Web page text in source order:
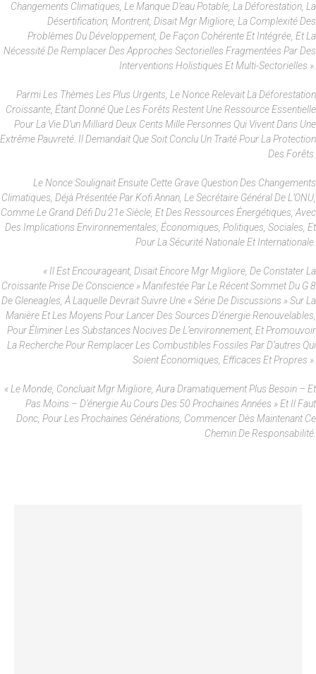
Changements Climatiques, Le Manque D’eau Potable, La Déforestation, La
Désertification, Montrent, Disait Mgr Migliore, La Complexité Des
Problèmes Du Développement, De Façon Cohérente Et Intégrée, Et La
Nécessité De Remplacer Des Approches Sectorielles Fragmentées Par Des
Interventions Holistiques Et Multi-Sectorielles ».
Parmi Les Thèmes Les Plus Urgents, Le Nonce Relevait La Déforestation
Croissante, Étant Donné Que Les Forêts Restent Une Ressource Essentielle
Pour La Vie D’un Milliard Deux Cents Mille Personnes Qui Vivent Dans Une
Extrême Pauvreté. Il Demandait Que Soit Conclu Un Traité Pour La Protection
Des Forêts.
Le Nonce Soulignait Ensuite Cette Grave Question Des Changements
Climatiques, Déjà Présentée Par Kofi Annan, Le Secrétaire Général De L’ONU,
Comme Le Grand Défi Du 21e Siècle, Et Des Ressources Énergétiques, Avec
Des Implications Environnementales, Économiques, Politiques, Sociales, Et
Pour La Sécurité Nationale Et Internationale.
« Il Est Encourageant, Disait Encore Mgr Migliore, De Constater La
Croissante Prise De Conscience » Manifestée Par Le Récent Sommet Du G 8
De Gleneagles, À Laquelle Devrait Suivre Une « Série De Discussions » Sur La
Manière Et Les Moyens Pour Lancer Des Sources D’énergie Renouvelables,
Pour Éliminer Les Substances Nocives De L’environnement, Et Promouvoir
La Recherche Pour Remplacer Les Combustibles Fossiles Par D’autres Qui
Soient Économiques, Efficaces Et Propres ».
« Le Monde, Concluait Mgr Migliore, Aura Dramatiquement Plus Besoin – Et
Pas Moins – D’énergie Au Cours Des 50 Prochaines Années » Et Il Faut
Donc, Pour Les Prochaines Générations, Commencer Dès Maintenant Ce
Chemin De Responsabilité.